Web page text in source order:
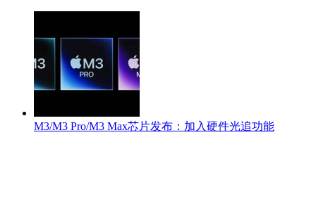
M3/M3 Pro/M3 Max芯片发布：加入硬件光追功能